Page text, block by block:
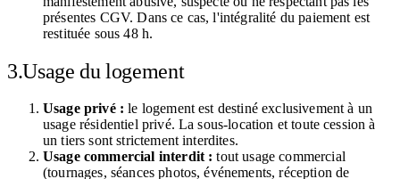
présentes CGV. Dans ce cas, l'intégralité du paiement est
restituée sous 48 h.
3.Usage du logement
Usage privé : le logement est destiné exclusivement à un
usage résidentiel privé. La sous-location et toute cession à
un tiers sont strictement interdites.
Usage commercial interdit : tout usage commercial
(tournages, séances photos, événements, réception de